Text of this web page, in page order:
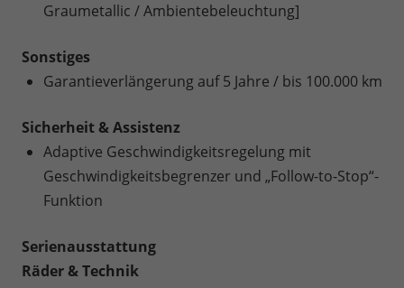
Graumetallic / Ambientebeleuchtung]
Sonstiges
Garantieverlängerung auf 5 Jahre / bis 100.000 km
Sicherheit & Assistenz
Adaptive Geschwindigkeitsregelung mit
Geschwindigkeitsbegrenzer und „Follow-to-Stop“-
Funktion
Serienausstattung
Räder & Technik